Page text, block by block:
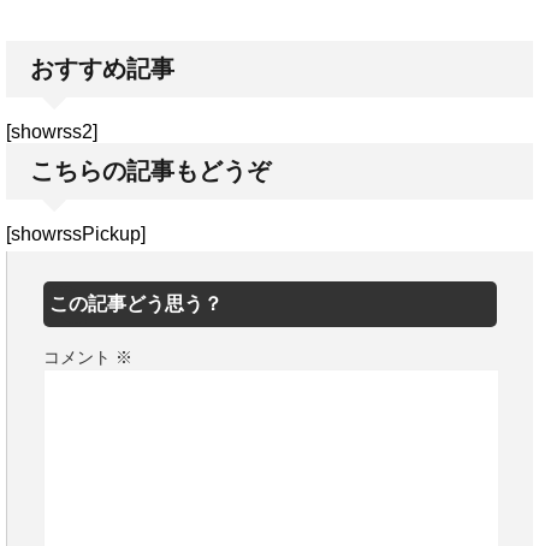
おすすめ記事
[showrss2]
こちらの記事もどうぞ
[showrssPickup]
この記事どう思う？
コメント ※